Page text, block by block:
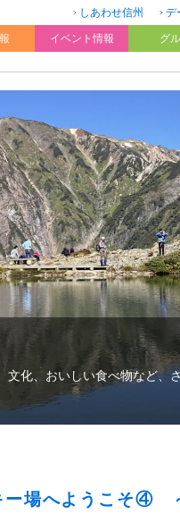
しあわせ信州 デ
イベント情報 グ
化、おいしい食べ物など、
ー場へようこそ④